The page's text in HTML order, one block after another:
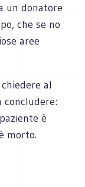
un donatore
che se no
aree
al
concludere:
è
morto.